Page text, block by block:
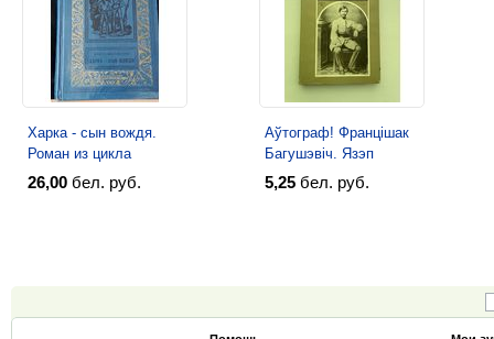
Харка - сын вождя.
Роман из цикла
`Сыновья Большой
Медведицы (БПиНФ,
26,00 бел. руб.
Аўтограф! Францішак
Багушэвіч. Язэп
Янушкевіч. 1991г.
5,25 бел. руб.